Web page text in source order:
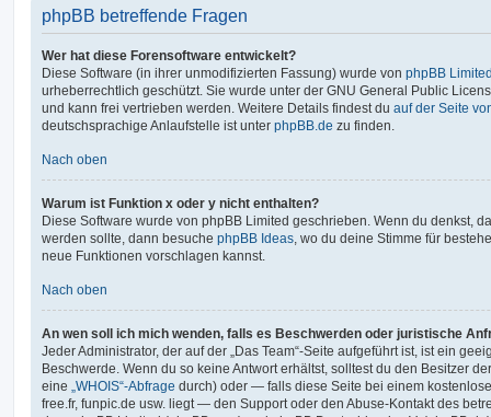
phpBB betreffende Fragen
Wer hat diese Forensoftware entwickelt?
Diese Software (in ihrer unmodifizierten Fassung) wurde von phpBB
urheberrechtlich geschützt. Sie wurde unter der GNU General Public
und kann frei vertrieben werden. Weitere Details findest du auf der Seite
deutschsprachige Anlaufstelle ist unter phpBB.de zu finden.
Nach oben
Warum ist Funktion x oder y nicht enthalten?
Diese Software wurde von phpBB Limited geschrieben. Wenn du denkst,
werden sollte, dann besuche phpBB Ideas , wo du deine Stimme für
neue Funktionen vorschlagen kannst.
Nach oben
An wen soll ich mich wenden, falls es Beschwerden oder juristische
Jeder Administrator, der auf der „Das Team“-Seite aufgeführt ist, ist ein
Beschwerde. Wenn du so keine Antwort erhältst, solltest du den Besitzer
eine „WHOIS“-Abfrage durch) oder — falls diese Seite bei einem
free.fr, funpic.de usw. liegt — den Support oder den Abuse-Kontakt des